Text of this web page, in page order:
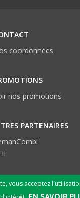
coordonnées
nos promotions
PARTENAIRES
vous acceptez